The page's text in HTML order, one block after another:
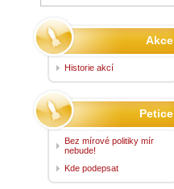
Akce
Historie akcí
Petice
Bez mírové politiky mír
nebude!
Kde podepsat